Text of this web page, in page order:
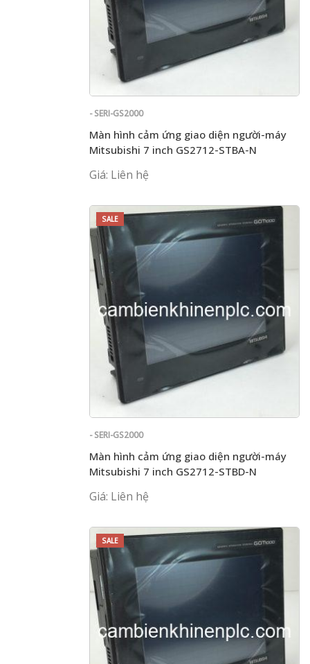
- SERI-GS2000
Màn hình cảm ứng giao diện người-máy
Mitsubishi 7 inch GS2712-STBA-N
Giá: Liên hệ
SALE
- SERI-GS2000
Màn hình cảm ứng giao diện người-máy
Mitsubishi 7 inch GS2712-STBD-N
Giá: Liên hệ
SALE